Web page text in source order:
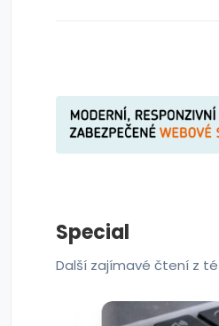
Special
Další zajímavé čtení z